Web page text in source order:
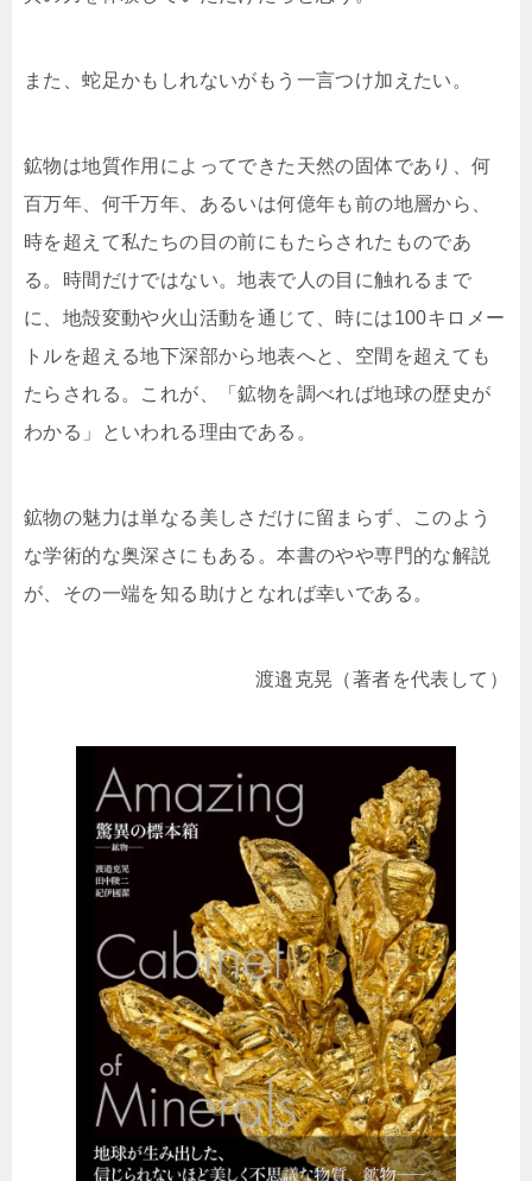
また、蛇足かもしれないがもう一言つけ加えたい。
鉱物は地質作用によってできた天然の固体であり、何
百万年、何千万年、あるいは何億年も前の地層から、
時を超えて私たちの目の前にもたらされたものであ
る。時間だけではない。地表で人の目に触れるまで
に、地殻変動や火山活動を通じて、時には100キロメー
トルを超える地下深部から地表へと、空間を超えても
たらされる。これが、「鉱物を調べれば地球の歴史が
わかる」といわれる理由である。
鉱物の魅力は単なる美しさだけに留まらず、このよう
な学術的な奥深さにもある。本書のやや専門的な解説
が、その一端を知る助けとなれば幸いである。
渡邉克晃（著者を代表して）